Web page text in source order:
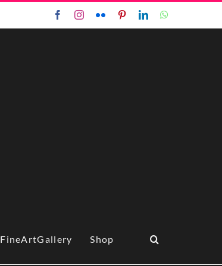
FacebookInstagram
Flickr PinterestLinkedIn
FineArtGallery Shop